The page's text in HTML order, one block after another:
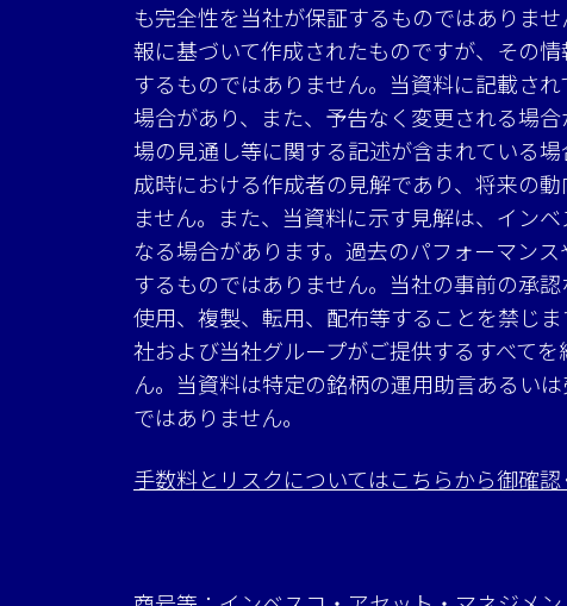
も完全性を当社が保証するものではありま
報に基づいて作成されたものですが、その
するものではありません。当資料に記載さ
場合があり、また、予告なく変更される場
場の見通し等に関する記述が含まれている
成時における作成者の見解であり、将来の
ません。また、当資料に示す見解は、イン
なる場合があります。過去のパフォーマン
するものではありません。当社の事前の承
使用、複製、転用、配布等することを禁じ
社および当社グループがご提供するすべて
ん。当資料は特定の銘柄の運用助言あるい
ではありません。
手数料とリスクについてはこちらから御確認